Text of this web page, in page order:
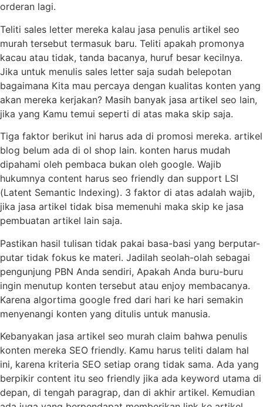
orderan lagi.
Teliti sales letter mereka kalau jasa penulis artikel seo
murah tersebut termasuk baru. Teliti apakah promonya
kacau atau tidak, tanda bacanya, huruf besar kecilnya.
Jika untuk menulis sales letter saja sudah belepotan
bagaimana Kita mau percaya dengan kualitas konten yang
akan mereka kerjakan? Masih banyak jasa artikel seo lain,
jika yang Kamu temui seperti di atas maka skip saja.
Tiga faktor berikut ini harus ada di promosi mereka. artikel
blog belum ada di ol shop lain. konten harus mudah
dipahami oleh pembaca bukan oleh google. Wajib
hukumnya content harus seo friendly dan support LSI
(Latent Semantic Indexing). 3 faktor di atas adalah wajib,
jika jasa artikel tidak bisa memenuhi maka skip ke jasa
pembuatan artikel lain saja.
Pastikan hasil tulisan tidak pakai basa-basi yang berputar-
putar tidak fokus ke materi. Jadilah seolah-olah sebagai
pengunjung PBN Anda sendiri, Apakah Anda buru-buru
ingin menutup konten tersebut atau enjoy membacanya.
Karena algortima google fred dari hari ke hari semakin
menyenangi konten yang ditulis untuk manusia.
Kebanyakan jasa artikel seo murah claim bahwa penulis
konten mereka SEO friendly. Kamu harus teliti dalam hal
ini, karena kriteria SEO setiap orang tidak sama. Ada yang
berpikir content itu seo friendly jika ada keyword utama di
depan, di tengah paragrap, dan di akhir artikel. Kemudian